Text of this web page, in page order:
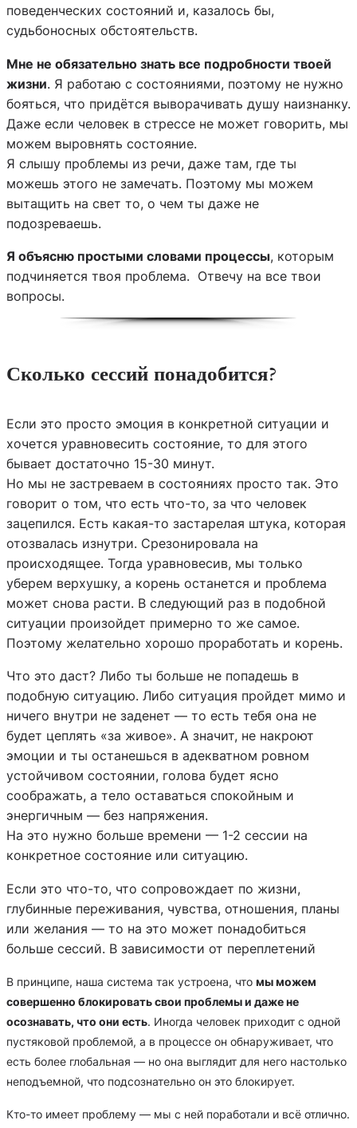
поведенческих состояний и, казалось бы,
судьбоносных обстоятельств.
Мне не обязательно знать все подробности твоей
жизни. Я работаю с состояниями, поэтому не нужно
бояться, что придётся выворачивать душу наизнанку.
Даже если человек в стрессе не может говорить, мы
можем выровнять состояние.
Я слышу проблемы из речи, даже там, где ты
можешь этого не замечать. Поэтому мы можем
вытащить на свет то, о чем ты даже не
подозреваешь.
Я объясню простыми словами процессы, которым
подчиняется твоя проблема. Отвечу на все твои
вопросы.
Сколько сессий понадобится?
Если это просто эмоция в конкретной ситуации и
хочется уравновесить состояние, то для этого
бывает достаточно 15-30 минут.
Но мы не застреваем в состояниях просто так. Это
говорит о том, что есть что-то, за что человек
зацепился. Есть какая-то застарелая штука, которая
отозвалась изнутри. Срезонировала на
происходящее. Тогда уравновесив, мы только
уберем верхушку, а корень останется и проблема
может снова расти. В следующий раз в подобной
ситуации произойдет примерно то же самое.
Поэтому желательно хорошо проработать и корень.
Что это даст? Либо ты больше не попадешь в
подобную ситуацию. Либо ситуация пройдет мимо и
ничего внутри не заденет — то есть тебя она не
будет цеплять «за живое». А значит, не накроют
эмоции и ты останешься в адекватном ровном
устойчивом состоянии, голова будет ясно
соображать, а тело оставаться спокойным и
энергичным — без напряжения.
На это нужно больше времени — 1-2 сессии на
конкретное состояние или ситуацию.
Если это что-то, что сопровождает по жизни,
глубинные переживания, чувства, отношения, планы
или желания — то на это может понадобиться
больше сессий. В зависимости от переплетений
В принципе, наша система так устроена, что мы можем
совершенно блокировать свои проблемы и даже не
осознавать, что они есть. Иногда человек приходит с одной
пустяковой проблемой, а в процессе он обнаруживает, что
есть более глобальная — но она выглядит для него настолько
неподъемной, что подсознательно он это блокирует.
Кто-то имеет проблему — мы с ней поработали и всё отлично.